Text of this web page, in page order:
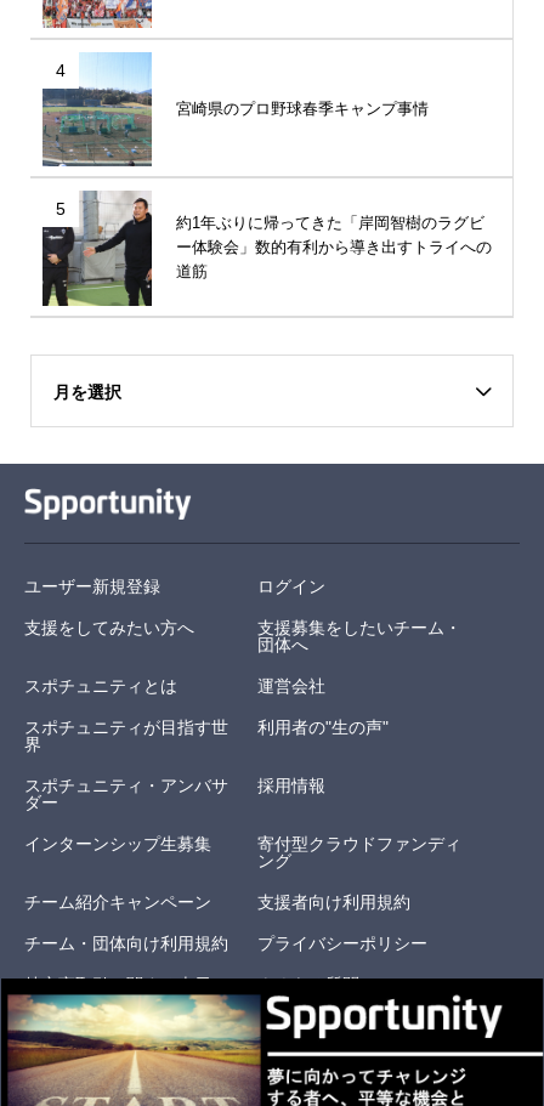
4
宮崎県のプロ野球春季キャンプ事情
5
約1年ぶりに帰ってきた「岸岡智樹のラグビ
ー体験会」数的有利から導き出すトライへの
道筋
月を選択
ユーザー新規登録 ログイン
支援をしてみたい方へ
支援募集をしたいチーム・
団体へ
スポチュニティとは 運営会社
スポチュニティが目指す世
界
利用者の"生の声"
スポチュニティ・アンバサ
ダー
採用情報
インターンシップ生募集
寄付型クラウドファンディ
ング
チーム紹介キャンペーン 支援者向け利用規約
チーム・団体向け利用規約 プライバシーポリシー
特定商取引に関する表示 よくある質問
お問い合わせ オリジナルリターン